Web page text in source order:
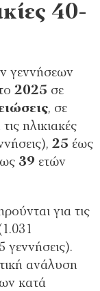
40-
γεννήσεων
2025 σε
, σε
ηλικιακές
25 έως
39 ετών
για τις
γεννήσεις).
ανάλυση
κατά